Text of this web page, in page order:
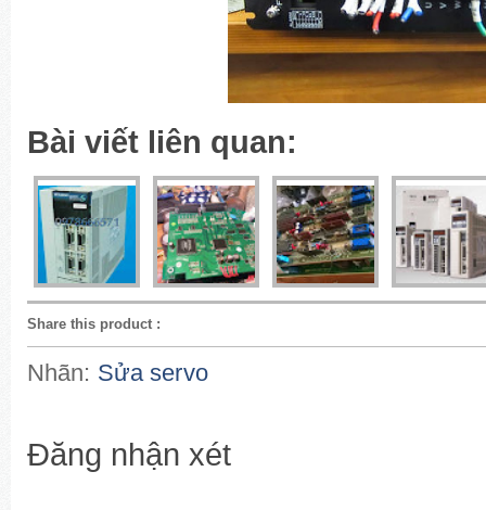
Bài viết liên quan:
Share this product :
Nhãn: Sửa servo
Đăng nhận xét